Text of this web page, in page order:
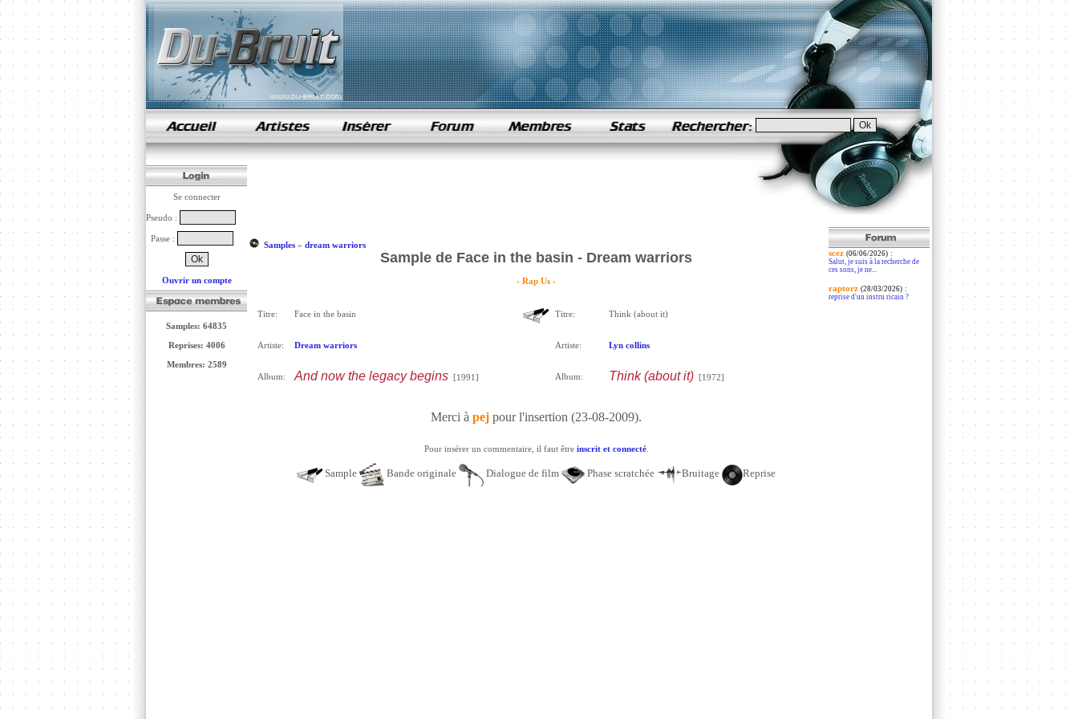
samples de rap
Se connecter
Pseudo :
Passe :
Ouvrir un compte
Samples: 64835
Reprises: 4006
Membres: 2589
Samples» dream warriors
Sample de Face in the basin - Dream warriors
- Rap Us -
Titre: Face in the basin
Artiste: Dream warriors
Album: And now the legacy begins[1991]
Titre: Think (about it)
Artiste: Lyn collins
Album: Think (about it)[1972]
Merci à pej pour l'insertion (23-08-2009).
Pour insérer un commentaire, il faut être inscrit et connecté.
Sample Bande originale Dialogue de film Phase scratchée Bruitage Reprise
scez (06/06/2026):
Salut, je suis à la recherche de
ces sons, je ne...
raptorz (28/03/2026):
reprise d'un instru ricain ?